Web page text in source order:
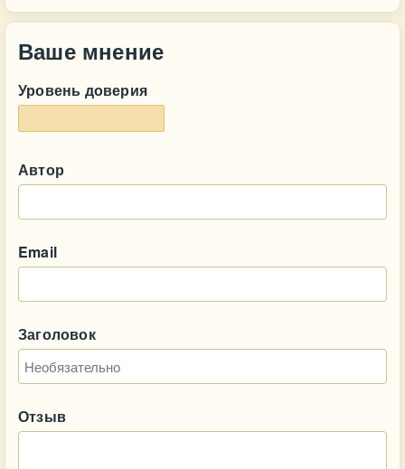
Ваше мнение
Уровень доверия
Автор
Email
Заголовок
Отзыв